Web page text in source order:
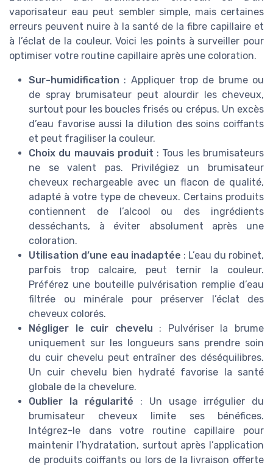
vaporisateur eau peut sembler simple, mais certaines
erreurs peuvent nuire à la santé de la fibre capillaire et
à l’éclat de la couleur. Voici les points à surveiller pour
optimiser votre routine capillaire après une coloration.
Sur-humidification : Appliquer trop de brume ou
de spray brumisateur peut alourdir les cheveux,
surtout pour les boucles frisés ou crépus. Un excès
d’eau favorise aussi la dilution des soins coiffants
et peut fragiliser la couleur.
Choix du mauvais produit : Tous les brumisateurs
ne se valent pas. Privilégiez un brumisateur
cheveux rechargeable avec un flacon de qualité,
adapté à votre type de cheveux. Certains produits
contiennent de l’alcool ou des ingrédients
desséchants, à éviter absolument après une
coloration.
Utilisation d’une eau inadaptée : L’eau du robinet,
parfois trop calcaire, peut ternir la couleur.
Préférez une bouteille pulvérisation remplie d’eau
filtrée ou minérale pour préserver l’éclat des
cheveux colorés.
Négliger le cuir chevelu : Pulvériser la brume
uniquement sur les longueurs sans prendre soin
du cuir chevelu peut entraîner des déséquilibres.
Un cuir chevelu bien hydraté favorise la santé
globale de la chevelure.
Oublier la régularité : Un usage irrégulier du
brumisateur cheveux limite ses bénéfices.
Intégrez-le dans votre routine capillaire pour
maintenir l’hydratation, surtout après l’application
de produits coiffants ou lors de la livraison offerte